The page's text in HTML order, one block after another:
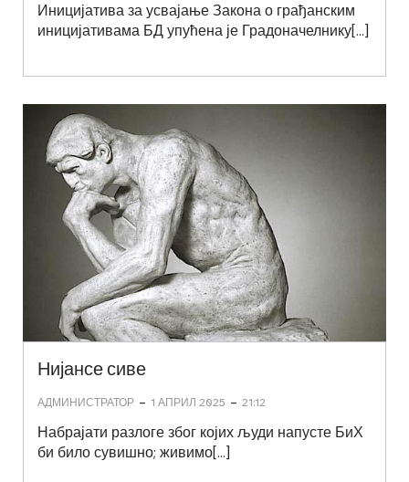
Иницијатива за усвајање Закона о грађанским
иницијативама БД упућена је Градоначелнику[…]
Нијансе сиве
АДМИНИСТРАТОР - 1 АПРИЛ 2025 - 21:12
Набрајати разлоге због којих људи напусте БиХ
би било сувишно; живимо[…]